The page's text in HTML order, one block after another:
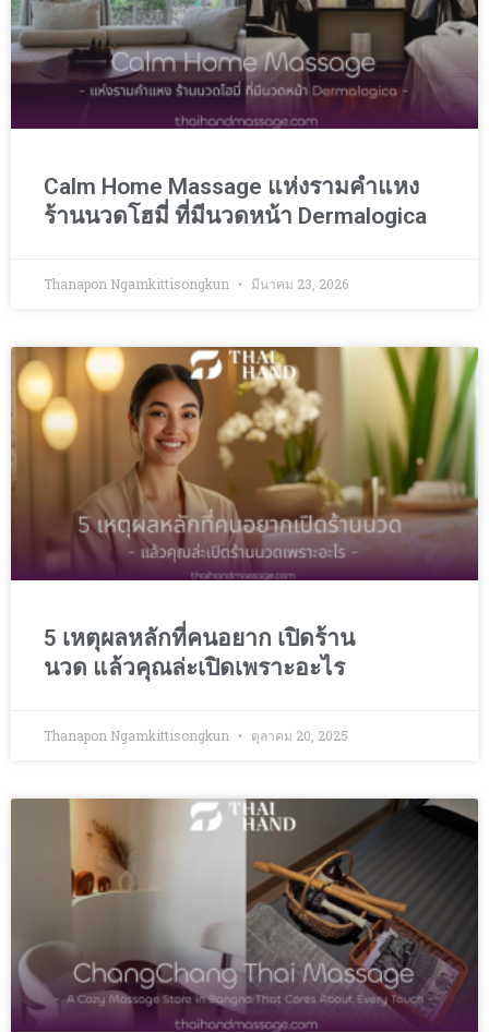
Calm Home Massage แห่งรามคำแหง
ร้านนวดโฮมี่ ที่มีนวดหน้า Dermalogica
Thanapon Ngamkittisongkun มีนาคม 23, 2026
5 เหตุผลหลักที่คนอยาก เปิดร้าน
นวด แล้วคุณล่ะเปิดเพราะอะไร
Thanapon Ngamkittisongkun ตุลาคม 20, 2025